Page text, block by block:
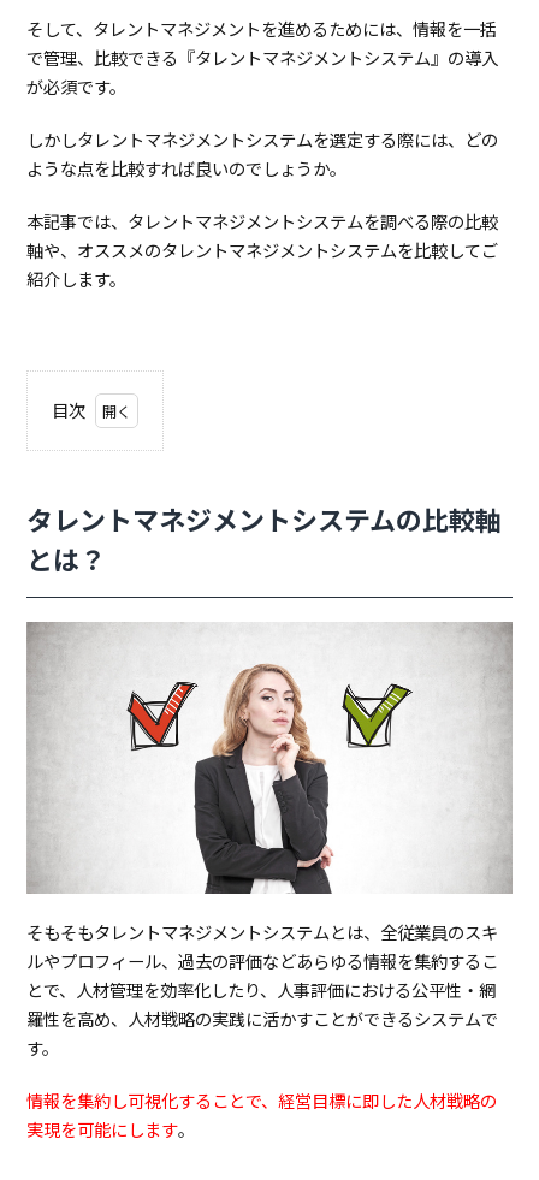
そして、タレントマネジメントを進めるためには、情報を一括
で管理、比較できる『タレントマネジメントシステム』の導入
が必須です。
しかしタレントマネジメントシステムを選定する際には、どの
ような点を比較すれば良いのでしょうか。
本記事では、タレントマネジメントシステムを調べる際の比較
軸や、オススメのタレントマネジメントシステムを比較してご
紹介します。
目次
1. タレ
ジメ
ント
シス
の比
較軸
機
能
で
す
で
比
較
1.3. セ
キ
ュ
タレントマネジメントシステムの比較軸
とは？
そもそもタレントマネジメントシステムとは、全従業員のスキ
ルやプロフィール、過去の評価などあらゆる情報を集約するこ
とで、人材管理を効率化したり、人事評価における公平性・網
羅性を高め、人材戦略の実践に活かすことができるシステムで
す。
情報を集約し可視化することで、経営目標に即した人材戦略の
実現を可能にします。